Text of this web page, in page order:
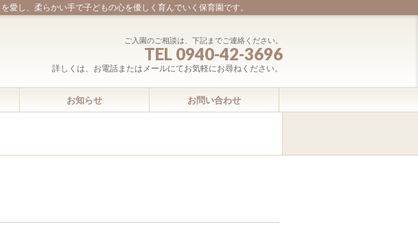
し、柔らかい手で子どもの心を優しく育んでいく保育園です。
ご入園のご相談は、下記までご連絡ください。
TEL 0940-42-3696
詳しくは、お電話またはメールにてお気軽にお尋ねください。
お知らせ お問い合わせ